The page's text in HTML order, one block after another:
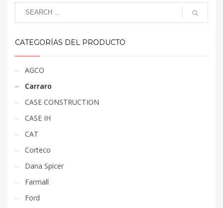
CATEGORÍAS DEL PRODUCTO
AGCO
Carraro
CASE CONSTRUCTION
CASE IH
CAT
Corteco
Dana Spicer
Farmall
Ford